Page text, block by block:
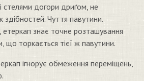
стелями догори дриґом, не
здібностей. Чуття павутини.
знає точне розташування
що торкається тієї ж павутини.
ігнорує обмеження переміщень,